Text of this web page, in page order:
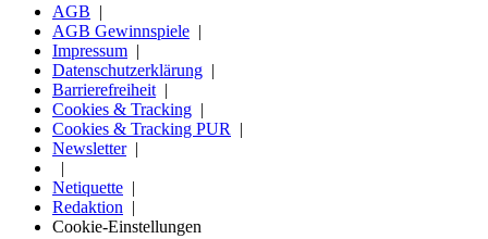
AGB
AGB Gewinnspiele
Impressum
Datenschutzerklärung
Barrierefreiheit
Cookies & Tracking
Cookies & Tracking PUR
Newsletter
Netiquette
Redaktion
Cookie-Einstellungen